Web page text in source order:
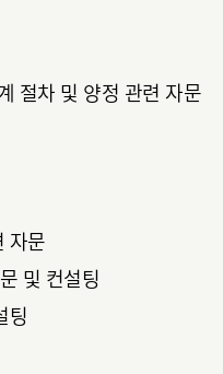
절차 및 양정 관련 자문
자문
및 컨설팅
팅